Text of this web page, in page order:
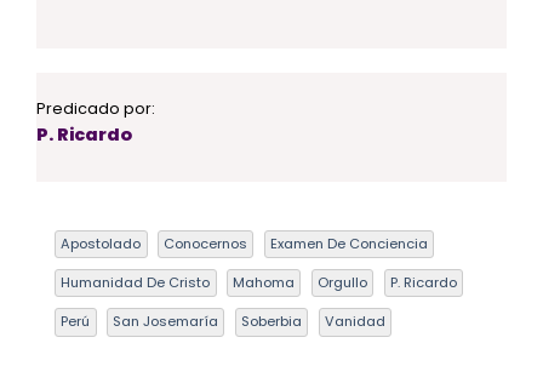
Predicado por:
P. Ricardo
Apostolado Conocernos Examen De Conciencia
Humanidad De Cristo Mahoma Orgullo P. Ricardo
Perú San Josemaría Soberbia Vanidad